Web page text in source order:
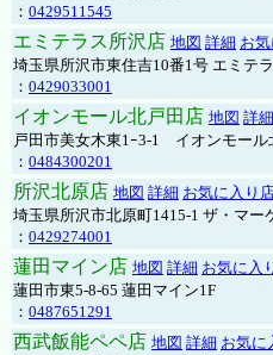
： 0429511545
エミテラス所沢店 地図 詳細 お
埼玉県所沢市東住吉10番1号 エミテ
： 0429033001
イオンモール北戸田店 地図 詳細
戸田市美女木東1ｰ3‐1 イオンモール
： 0484300201
所沢北原店 地図 詳細 お気に入り
埼玉県所沢市北原町1415-1 ザ・マー
： 0429274001
蓮田マイン店 地図 詳細 お気に入
蓮田市東5-8-65 蓮田マイン1F
： 0487651291
西武飯能ペペ店 地図 詳細 お気に